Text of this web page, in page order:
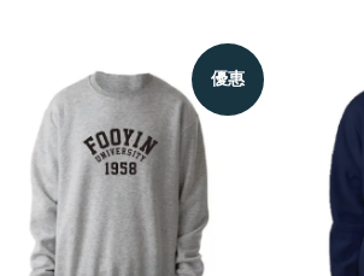
優惠